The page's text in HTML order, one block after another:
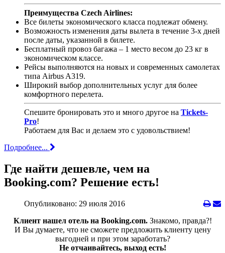
Преимущества Czech Airlines:
Все билеты экономического класса подлежат обмену.
Возможность изменения даты вылета в течение 3-х дней
после даты, указанной в билете.
Бесплатный провоз багажа – 1 место весом до 23 кг в
экономическом классе.
Рейсы выполняются на новых и современных самолетах
типа Airbus A319.
Широкий выбор дополнительных услуг для более
комфортного перелета.
Спешите бронировать это и много другое на Tickets-
Pro!
Работаем для Вас и делаем это с удовольствием!
Подробнее...
Где найти дешевле, чем на
Booking.com? Решение есть!
Опубликовано: 29 июля 2016
Клиент нашел отель на Booking.com.Знакомо, правда?!
И Вы думаете, что не сможете предложить клиенту цену
выгодней и при этом заработать?
Не отчаивайтесь, выход есть!